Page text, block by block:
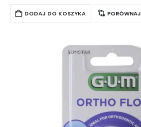
trudnodostępnych miejsc, gwarantując…
DODAJ DO KOSZYKA PORÓWNAJ